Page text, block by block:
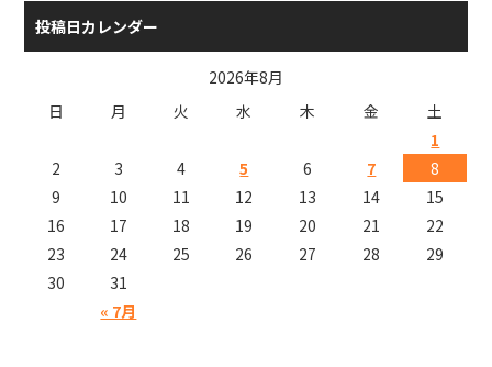
投稿日カレンダー
2026年8月
日
月 火 水 木 金 土
« 7月
1
2
3 4 5 6 7
8
9
10 11 12 13 14
15
16
17 18 19 20 21
22
23
24 25 26 27 28
29
30
31